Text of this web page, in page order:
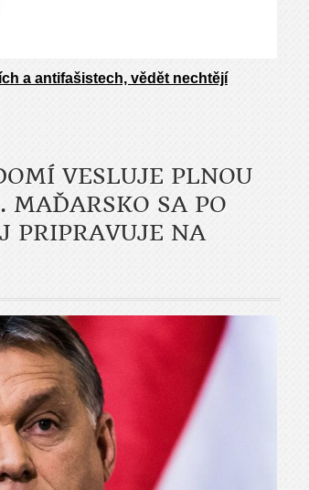
a antifašistech, vědět nechtějí
VESLUJE PLNOU
MAĎARSKO SA PO
PRIPRAVUJE NA